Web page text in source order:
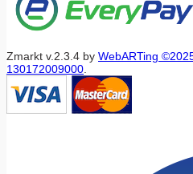
Zmarkt v.2.3.4 by WebARTing
130172009000